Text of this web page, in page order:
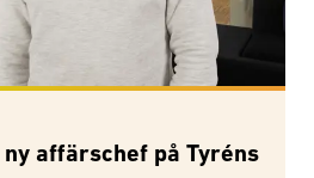
affärschef på Tyréns